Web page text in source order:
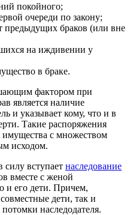
покойного;
очереди по закону;
предыдущих браков (или вне
на иждивении у
в браке.
фактором при
является наличие
и указывает кому, что и в
Такие распоряжения
с множеством
исходом.
силу вступает наследование
вместе с женой
и его дети. Причем,
дети, так и
наследодателя.